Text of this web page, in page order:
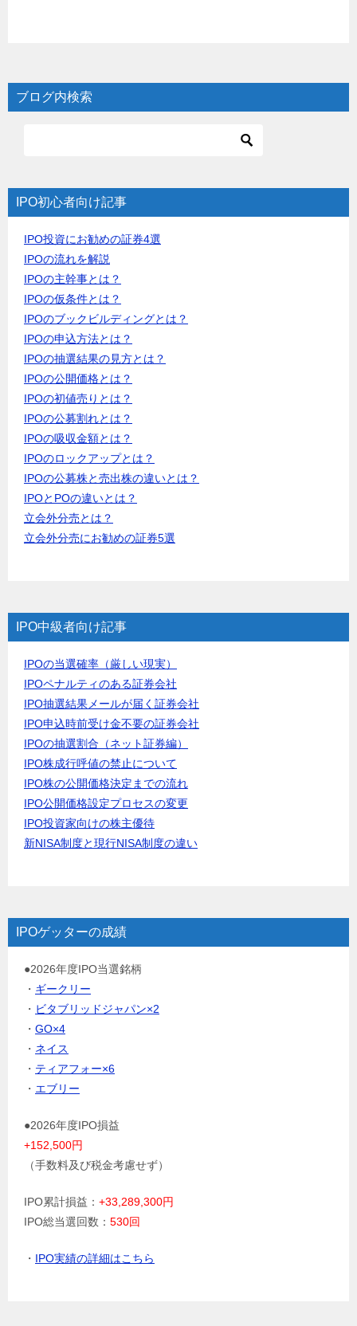
ブログ内検索
IPO初心者向け記事
IPO投資にお勧めの証券4選
IPOの流れを解説
IPOの主幹事とは？
IPOの仮条件とは？
IPOのブックビルディングとは？
IPOの申込方法とは？
IPOの抽選結果の見方とは？
IPOの公開価格とは？
IPOの初値売りとは？
IPOの公募割れとは？
IPOの吸収金額とは？
IPOのロックアップとは？
IPOの公募株と売出株の違いとは？
IPOとPOの違いとは？
立会外分売とは？
立会外分売にお勧めの証券5選
IPO中級者向け記事
IPOの当選確率（厳しい現実）
IPOペナルティのある証券会社
IPO抽選結果メールが届く証券会社
IPO申込時前受け金不要の証券会社
IPOの抽選割合（ネット証券編）
IPO株成行呼値の禁止について
IPO株の公開価格決定までの流れ
IPO公開価格設定プロセスの変更
IPO投資家向けの株主優待
新NISA制度と現行NISA制度の違い
IPOゲッターの成績
●2026年度IPO当選銘柄
・ ギークリー
・ ビタブリッドジャパン×2
・ GO×4
・ ネイス
・ ティアフォー×6
・ エブリー
●2026年度IPO損益
+152,500円
（手数料及び税金考慮せず）
IPO累計損益： +33,289,300円
IPO総当選回数： 530回
・ IPO実績の詳細はこちら